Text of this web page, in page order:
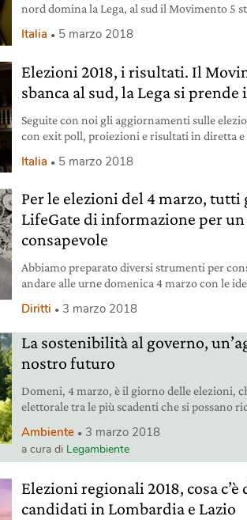
nord domina la Lega, al sud il Movimento 5
governare. Cosa succede ora?
Italia 5 marzo 2018
Elezioni 2018, i risultati. Il
sbanca al sud, la Lega si prende
Seguite con noi gli aggiornamenti sulle
con exit poll, proiezioni e risultati in diretta e
Italia 5 marzo 2018
Per le elezioni del 4 marzo,
LifeGate di informazione per
consapevole
Abbiamo preparato diversi strumenti per
andare alle urne domenica 4 marzo con le
Diritti 3 marzo 2018
La sostenibilità al governo,
nostro futuro
Domeni, 4 marzo, è il giorno delle elezioni,
elettorale tra le più scadenti che si possano
validi confronti tra le parti in campo,
dalla spada di Damocle di una legge elettorale
Ambiente 3 marzo 2018
a cura di Legambiente
Elezioni regionali 2018, cosa c’è
candidati in Lombardia e Lazio